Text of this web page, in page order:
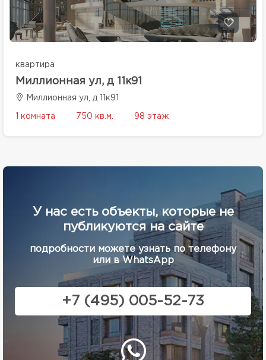
квартира
Миллионная ул, д 11к91
Миллионная ул, д 11к91
1 комната 750 кв.м. 98 этаж
У нас есть объекты, которые не
публикуются на сайте
подробности можете узнать по телефону
или в WhatsApp
+7 (495) 005-52-73